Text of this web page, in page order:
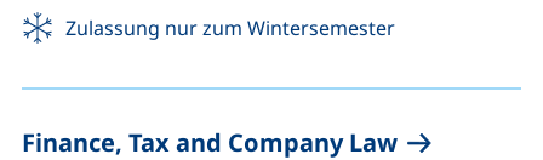
Zulassung nur zum Wintersemester
Finance, Tax and Company Law